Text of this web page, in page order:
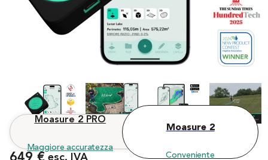
Moasure 2 PRO
Maggiore accuratezza
Moasure 2
Conveniente
649 € esc. IVA